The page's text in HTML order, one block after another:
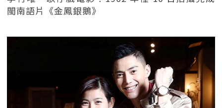
閩南語片《金鳳銀鵝》